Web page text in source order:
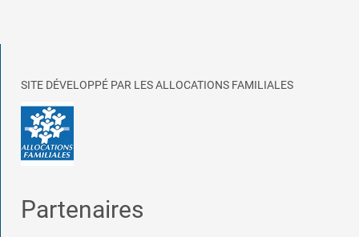
SITE DÉVELOPPÉ PAR LES ALLOCATIONS FAMILIALES
Partenaires